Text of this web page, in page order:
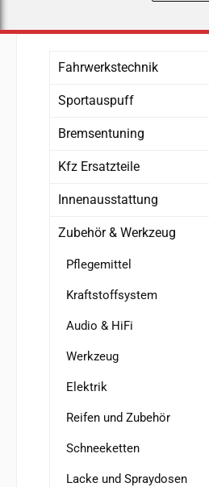
Fahrwerkstechnik
Sportauspuff
Bremsentuning
Kfz Ersatzteile
Innenausstattung
Zubehör & Werkzeug
Pflegemittel
Kraftstoffsystem
Audio & HiFi
Werkzeug
Elektrik
Reifen und Zubehör
Schneeketten
Lacke und Spraydosen